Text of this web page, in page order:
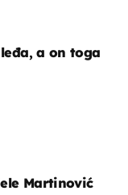
a on toga
Martinović